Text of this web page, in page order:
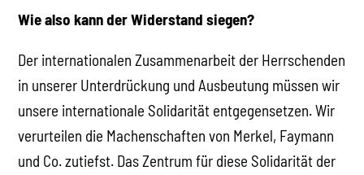
Wie also kann der Widerstand siegen?
Der internationalen Zusammenarbeit der Herrschenden
in unserer Unterdrückung und Ausbeutung müssen wir
unsere internationale Solidarität entgegensetzen. Wir
verurteilen die Machenschaften von Merkel, Faymann
und Co. zutiefst. Das Zentrum für diese Solidarität der